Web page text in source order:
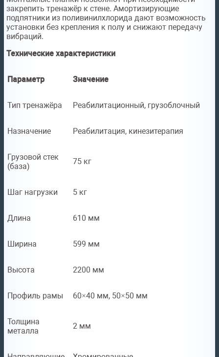
закрепить тренажёр к стене. Амортизирующие
подпятники из поливинилхлорида дают возможность
установки без крепления к полу и снижают передачу
вибраций.
Технические характеристики
Параметр Значение
Тип тренажёра Реабилитационный, грузоблочный
Назначение Реабилитация, кинезитерапия
Грузовой стек
(база)
75 кг
Шаг нагрузки 5 кг
Длина 610 мм
Ширина 599 мм
Высота 2200 мм
Профиль рамы 60×40 мм, 50×50 мм
Толщина
металла
2 мм